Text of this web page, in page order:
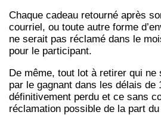
Chaque cadeau retourné après
courriel, ou toute autre forme
ne serait pas réclamé dans le
pour le participant.
De même, tout lot à retirer qui ne
par le gagnant dans les délais de
définitivement perdu et ce sans
réclamation possible de la part du